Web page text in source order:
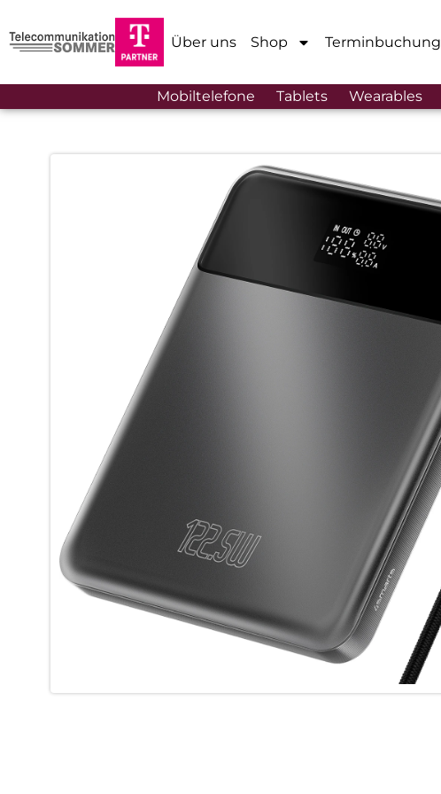
Über uns Shop Terminbuchung
Mobiltelefone Tablets Wearables